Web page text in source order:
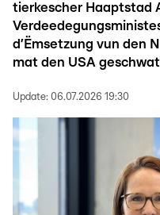
tierkescher Haaptstad
d’Ëmsetzung vun den
mat den USA
Update: 06.07.2026 19:30